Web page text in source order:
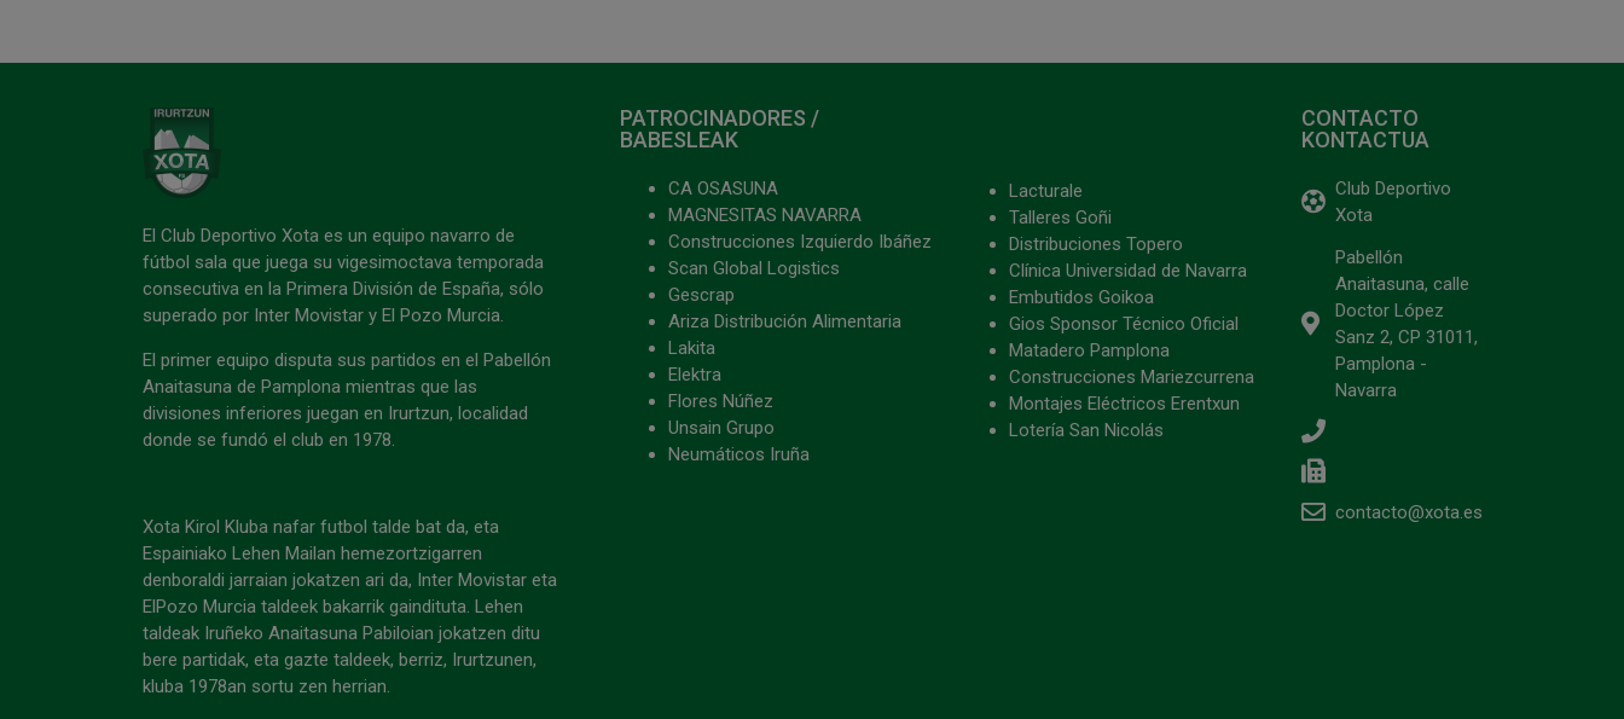
El Club Deportivo Xota es un equipo navarro de
fútbol sala que juega su vigesimoctava temporada
consecutiva en la Primera División de España, sólo
superado por Inter Movistar y El Pozo Murcia.
El primer equipo disputa sus partidos en el Pabellón
Anaitasuna de Pamplona mientras que las
divisiones inferiores juegan en Irurtzun, localidad
donde se fundó el club en 1978.
Xota Kirol Kluba nafar futbol talde bat da, eta
Espainiako Lehen Mailan hemezortzigarren
denboraldi jarraian jokatzen ari da, Inter Movistar eta
ElPozo Murcia taldeek bakarrik gaindituta. Lehen
taldeak Iruñeko Anaitasuna Pabiloian jokatzen ditu
bere partidak, eta gazte taldeek, berriz, Irurtzunen,
kluba 1978an sortu zen herrian.
PATROCINADORES /
BABESLEAK
CA OSASUNA
MAGNESITAS NAVARRA
Construcciones Izquierdo Ibáñez
Scan Global Logistics
Gescrap
Ariza Distribución Alimentaria
Lakita
Elektra
Flores Núñez
Unsain Grupo
Neumáticos Iruña
Lacturale
Talleres Goñi
Distribuciones Topero
Clínica Universidad de Navarra
Embutidos Goikoa
Gios Sponsor Técnico Oficial
Matadero Pamplona
Construcciones Mariezcurrena
Montajes Eléctricos Erentxun
Lotería San Nicolás
CONTACTO
KONTACTUA
Club Deportivo
Xota
Pabellón
Anaitasuna, calle
Doctor López
Sanz 2, CP 31011,
Pamplona -
Navarra
contacto@xota.es